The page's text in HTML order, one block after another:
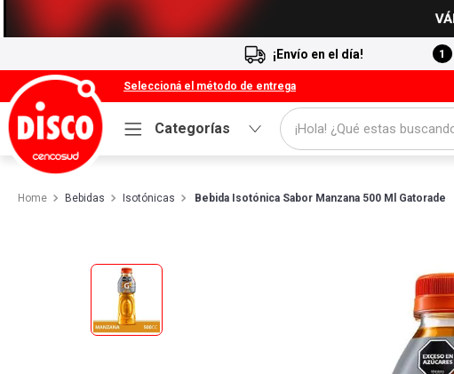
¡Envío en el día!
Seleccioná el método de entrega
Categorías
¡Hola! ¿Qué estas buscando?
Bebidas Isotónicas Bebida Isotónica Sabor Manzana 500 Ml Gatorade
1.
Cafe